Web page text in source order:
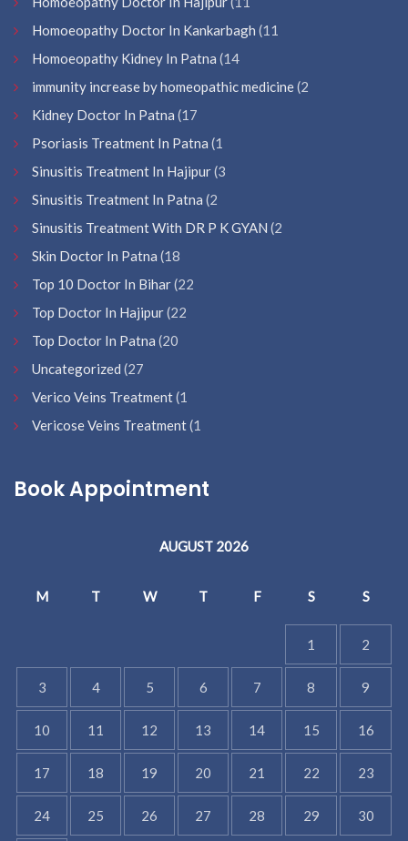
Homoeopathy Doctor In Kankarbagh (11
Homoeopathy Kidney In Patna (14
immunity increase by homeopathic medicine(2
Kidney Doctor In Patna (17
Psoriasis Treatment In Patna (1
Sinusitis Treatment In Hajipur(3
Sinusitis Treatment In Patna (2
Sinusitis Treatment With DR P K GYAN (2
Skin Doctor In Patna (18
Top 10 Doctor In Bihar(22
Top Doctor In Hajipur(22
Top Doctor In Patna (20
Uncategorized (27
Verico Veins Treatment(1
Vericose Veins Treatment(1
Book Appointment
AUGUST 2026
M T W T F S S
1 2
3 4 5 6 7 8 9
10 11 12 13 14 15 16
17 18 19 20 21 22 23
24 25 26 27 28 29 30